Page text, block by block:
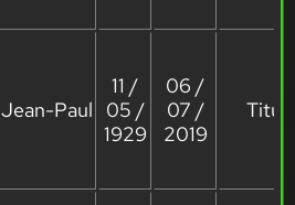
Jean-Paul
11 /
05 /
1929
06 /
07 /
2019